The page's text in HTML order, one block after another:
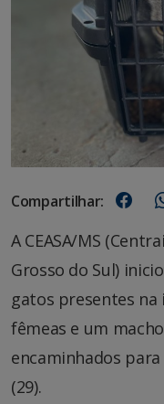
Compartilhar:
A CEASA/MS
Grosso do Sul)
gatos presentes
fêmeas e um
encaminhados
(29).